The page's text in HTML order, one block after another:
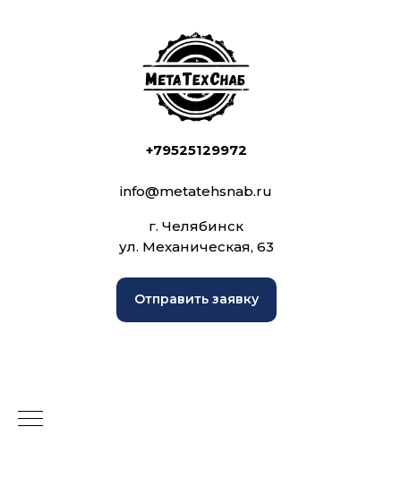
+79525129972
info@metatehsnab.ru
г. Челябинск
ул. Механическая, 63
Отправить заявку